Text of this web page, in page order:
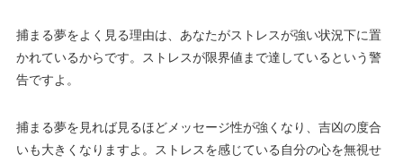
捕まる夢をよく見る理由は、あなたがストレスが強い状況下に置
かれているからです。ストレスが限界値まで達しているという警
告ですよ。
捕まる夢を見れば見るほどメッセージ性が強くなり、吉凶の度合
いも大きくなりますよ。ストレスを感じている自分の心を無視せ